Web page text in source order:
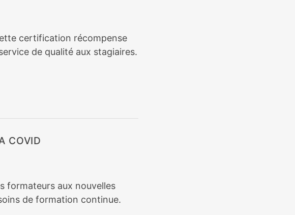
certification récompense
de qualité aux stagiaires.
COVID
formateurs aux nouvelles
de formation continue.